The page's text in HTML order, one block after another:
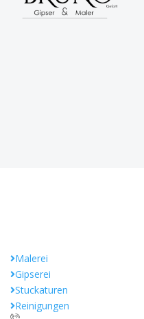
Malerei
Gipserei
Stuckaturen
Reinigungen